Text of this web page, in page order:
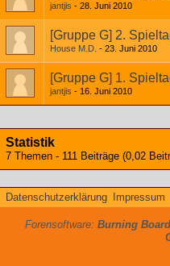
jantjis 28. Juni 2010
[Gruppe G] 2.
House M.D. 23. Juni 2010
[Gruppe G] 1.
jantjis 16. Juni 2010
Statistik
7 Themen - 111 Beiträge (0,02
Datenschutzerklärung Impressum
Forensoftware: Burning